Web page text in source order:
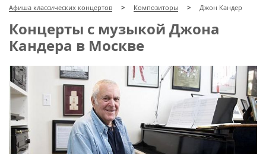
8 (499) 923-22-78
8 (800) 770-09-71
для регионов
Афиша классических концертов Композиторы Джон Кандер
Концерты с музыкой Джона
Кандера в Москве